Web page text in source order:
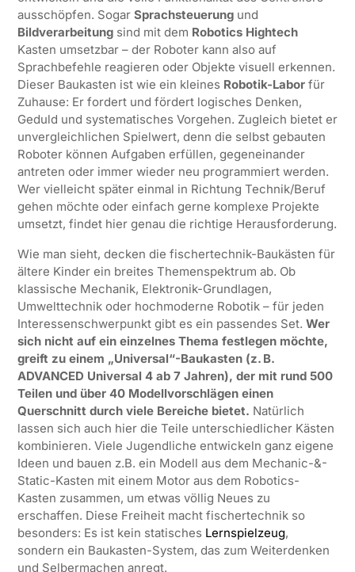
ausschöpfen. Sogar Sprachsteuerungund
Bildverarbeitungsind mit dem Robotics Hightech
Kasten umsetzbar – der Roboter kann also auf
Sprachbefehle reagieren oder Objekte visuell erkennen.
Dieser Baukasten ist wie ein kleines Robotik-Laborfür
Zuhause: Er fordert und fördert logisches Denken,
Geduld und systematisches Vorgehen. Zugleich bietet er
unvergleichlichen Spielwert, denn die selbst gebauten
Roboter können Aufgaben erfüllen, gegeneinander
antreten oder immer wieder neu programmiert werden.
Wer vielleicht später einmal in Richtung Technik/Beruf
gehen möchte oder einfach gerne komplexe Projekte
umsetzt, findet hier genau die richtige Herausforderung.
Wie man sieht, decken die fischertechnik-Baukästen für
ältere Kinder ein breites Themenspektrum ab. Ob
klassische Mechanik, Elektronik-Grundlagen,
Umwelttechnik oder hochmoderne Robotik – für jeden
Interessenschwerpunkt gibt es ein passendes Set. Wer
sich nicht auf ein einzelnes Thema festlegen möchte,
greift zu einem „Universal“-Baukasten (z. B.
ADVANCED Universal 4 ab 7 Jahren), der mit rund 500
Teilen und über 40 Modellvorschlägen einen
Querschnitt durch viele Bereiche bietet. Natürlich
lassen sich auch hier die Teile unterschiedlicher Kästen
kombinieren. Viele Jugendliche entwickeln ganz eigene
Ideen und bauen z.B. ein Modell aus dem Mechanic-&-
Static-Kasten mit einem Motor aus dem Robotics-
Kasten zusammen, um etwas völlig Neues zu
erschaffen. Diese Freiheit macht fischertechnik so
besonders: Es ist kein statisches Lernspielzeug,
sondern ein Baukasten-System, das zum Weiterdenken
und Selbermachen anregt.